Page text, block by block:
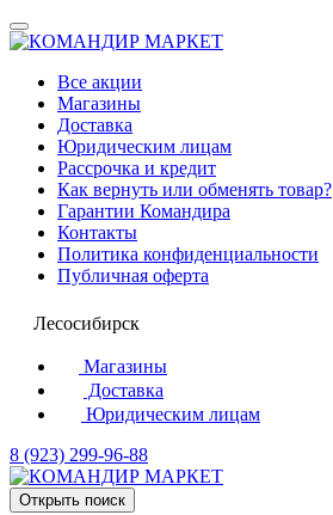
Все акции
Магазины
Доставка
Юридическим лицам
Рассрочка и кредит
Как вернуть или обменять товар?
Гарантии Командира
Контакты
Политика конфиденциальности
Публичная оферта
Лесосибирск
Магазины
Доставка
Юридическим лицам
8 (923) 299-96-88
Открыть поиск